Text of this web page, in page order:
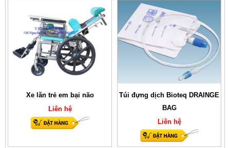
Xe lăn trẻ em bại não
Liên hệ
Túi đựng dịch Bioteq DRAINGE
BAG
Liên hệ